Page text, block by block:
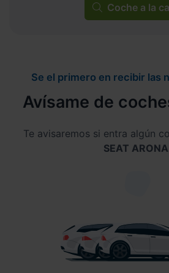
Coche a la
Se el primero en recibir las
Avísame de
Te avisaremos si entra algún
SEAT ARONA